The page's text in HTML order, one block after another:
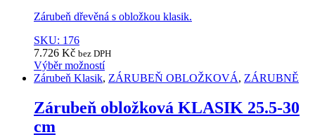
Zárubeň dřevěná s obložkou klasik.
SKU: 176
7.726 Kč bez DPH
Výběr možností
This
has
multiple
variants.
Zárubeň Klasik, ZÁRUBEŇ OBLOŽKOVÁ, ZÁRUBNĚ
Zárubeň obložková KLASIK 25.5-30
cm